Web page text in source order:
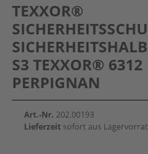
TEXXOR®
S3 TEXXOR® 6312
PERPIGNAN
Art.-Nr. 202.00193
Lieferzeit sofort aus Lagervorrat